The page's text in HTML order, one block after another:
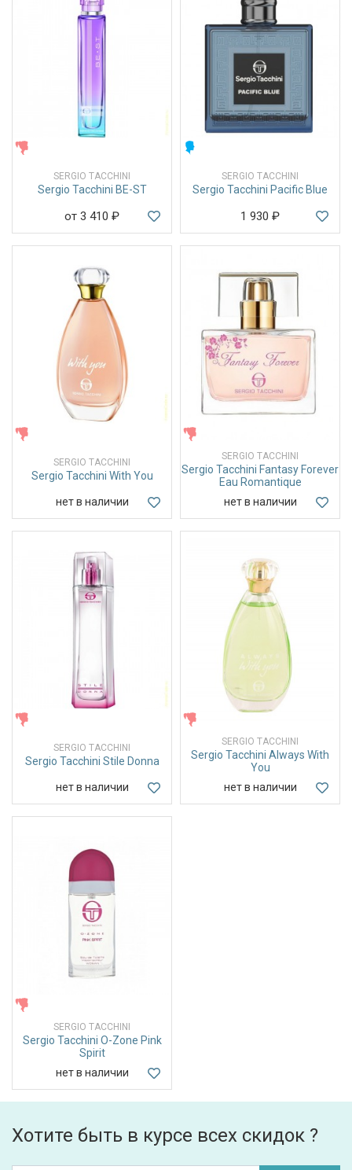
SERGIO TACCHINI
Sergio Tacchini BE-ST
от 3 410 ₽
SERGIO TACCHINI
Sergio Tacchini Pacific Blue
1 930 ₽
SERGIO TACCHINI
Sergio Tacchini With You
нет в наличии
SERGIO TACCHINI
Sergio Tacchini Fantasy Forever
Eau Romantique
нет в наличии
SERGIO TACCHINI
Sergio Tacchini Stile Donna
нет в наличии
SERGIO TACCHINI
Sergio Tacchini Always With
You
нет в наличии
SERGIO TACCHINI
Sergio Tacchini O-Zone Pink
Spirit
нет в наличии
Хотите быть в курсе всех скидок ?